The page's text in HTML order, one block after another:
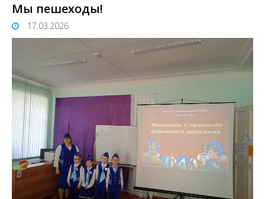
Мы пешеходы!
17.03.2026